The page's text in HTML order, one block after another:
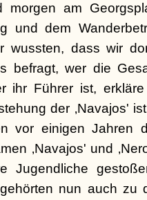
morgen am
und dem
wussten, dass wir
befragt, wer die
ihr Führer ist,
der ‚Navajos'
vor einigen Jahren
‚Navajos' und
Jugendliche
nun auch zu